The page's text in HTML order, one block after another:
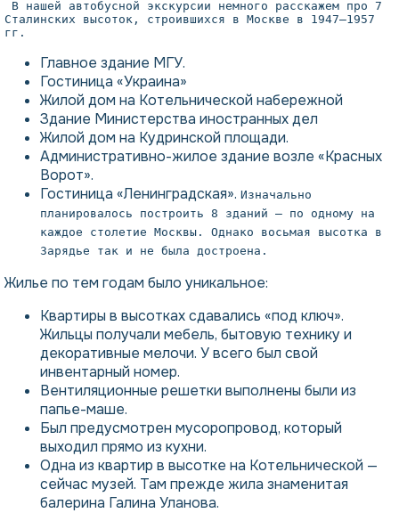
Сталинских высоток, строившихся в Москве в 1947–1957
гг.
Главное здание МГУ.
Гостиница «Украина»
Жилой дом на Котельнической набережной
Здание Министерства иностранных дел
Жилой дом на Кудринской площади.
Административно-жилое здание возле «Красных
Ворот».
Гостиница «Ленинградская». Изначально
планировалось построить 8 зданий — по одному на
каждое столетие Москвы. Однако восьмая высотка в
Зарядье так и не была достроена.
Жилье по тем годам было уникальное:
Квартиры в высотках сдавались «под ключ».
Жильцы получали мебель, бытовую технику и
декоративные мелочи. У всего был свой
инвентарный номер.
Вентиляционные решетки выполнены были из
папье-маше.
Был предусмотрен мусоропровод, который
выходил прямо из кухни.
Одна из квартир в высотке на Котельнической —
сейчас музей. Там прежде жила знаменитая
балерина Галина Уланова.